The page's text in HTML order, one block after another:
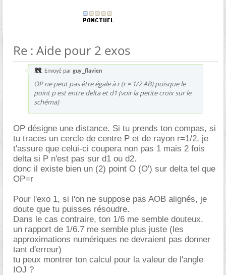
Re : Aide pour 2 exos
Envoyé par guy_flavien
OP ne peut pas être égale à r (r = 1/2 AB) puisque le
point p est entre delta et d1 (voir la petite croix sur le
schéma)
OP désigne une distance. Si tu prends ton compas, si
tu traces un cercle de centre P et de rayon r=1/2, je
t'assure que celui-ci coupera non pas 1 mais 2 fois
delta si P n'est pas sur d1 ou d2.
donc il existe bien un (2) point O (O') sur delta tel que
OP=r
Pour l'exo 1, si l'on ne suppose pas AOB alignés, je
doute que tu puisses résoudre.
Dans le cas contraire, ton 1/6 me semble douteux.
un rapport de 1/6.7 me semble plus juste (les
approximations numériques ne devraient pas donner
tant d'erreur)
tu peux montrer ton calcul pour la valeur de l'angle
IOJ ?